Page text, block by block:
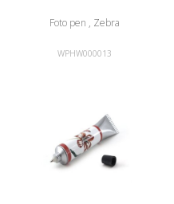
Foto pen , Zebra
WPHW000013